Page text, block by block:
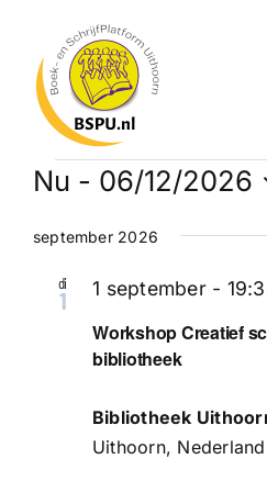
inhoud
Nu - 06/12/2026
een
datum.
september 2026
di
1
Workshop Creatief
bibliotheek
1 september -
Bibliotheek
Uithoorn, Nederland